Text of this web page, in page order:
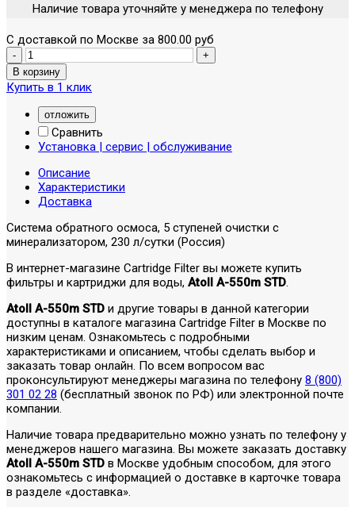
Наличие товара уточняйте у менеджера по телефону
С доставкой по Москве за 800.00 руб
Купить в 1 клик
отложить
Сравнить
Установка | сервис | обслуживание
Описание
Характеристики
Доставка
Система обратного осмоса, 5 ступеней очистки с
минерализатором, 230 л/сутки (Россия)
В интернет-магазине Cartridge Filter вы можете купить
фильтры и картриджи для воды, Atoll A-550m STD.
Atoll A-550m STD и другие товары в данной категории
доступны в каталоге магазина Cartridge Filter в Москве по
низким ценам. Ознакомьтесь с подробными
характеристиками и описанием, чтобы сделать выбор и
заказать товар онлайн. По всем вопросом вас
проконсультируют менеджеры магазина по телефону 8 (800)
301 02 28 (бесплатный звонок по РФ) или электронной почте
компании.
Наличие товара предварительно можно узнать по телефону у
менеджеров нашего магазина. Вы можете заказать доставку
Atoll A-550m STD в Москве удобным способом, для этого
ознакомьтесь с информацией о доставке в карточке товара
в разделе «доставка».